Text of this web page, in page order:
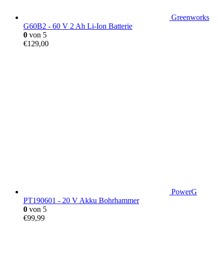
Greenworks
G60B2 - 60 V 2 Ah Li-Ion Batterie
0 von 5
€129,00
PowerG
PT190601 - 20 V Akku Bohrhammer
0 von 5
€99,99